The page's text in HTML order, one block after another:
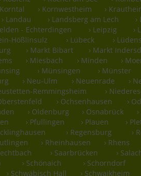
Korntal › Kornwestheim ›
› Landau › Landsberg am Lech
- Echterdingen › Leipzig ›
Hößlinsulz › Lübeck ›
› Markt Bibart › Markt
› Miesbach › Minden ›
› Münsingen › Münster
› Neu-Ulm › Neuenrade
›
Remmingsheim ›
› Ochsenhausen ›
› Oldenburg › Osnabrück
› Pfullingen › Plauen ›
› Regensburg ›
› Rheinhausen › Rhens
› Saarbrücken ›
› Schönaich › Schorndorf
› Schwäbisch Hall › Schwaikheim